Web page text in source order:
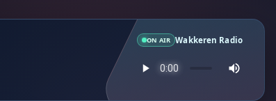
ON AIR Wakkeren Radio